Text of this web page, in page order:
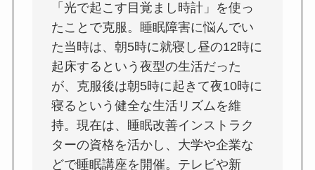
「光で起こす目覚まし時計」を使っ
たことで克服。睡眠障害に悩んでい
た当時は、朝5時に就寝し昼の12時に
起床するという夜型の生活だった
が、克服後は朝5時に起きて夜10時に
寝るという健全な生活リズムを維
持。現在は、睡眠改善インストラク
ターの資格を活かし、大学や企業な
どで睡眠講座を開催。テレビや新